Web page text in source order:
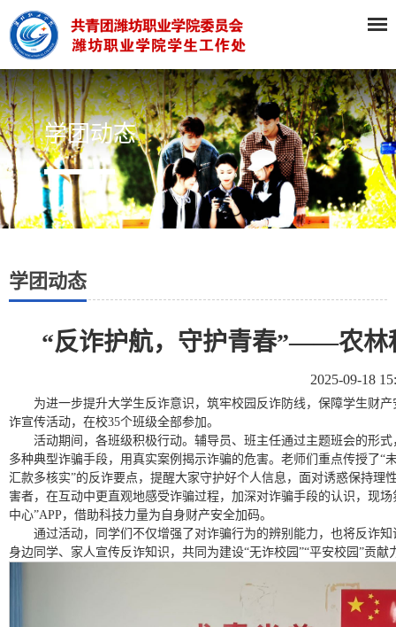
学团动态
学团动态
“反诈护航，守护青春”——农林
2025-09-18
为进一步提升大学生反诈意识，筑牢校园反诈防线，保障学生财
诈宣传活动，在校35个班级全部参加。
活动期间，各班级积极行动。辅导员、班主任通过主题班会的形
多种典型诈骗手段，用真实案例揭示诈骗的危害。老师们重点传授了
汇款多核实”的反诈要点，提醒大家守护好个人信息，面对诱惑保持理
害者，在互动中更直观地感受诈骗过程，加深对诈骗手段的认识，现
中心”APP，借助科技力量为自身财产安全加码。
通过活动，同学们不仅增强了对诈骗行为的辨别能力，也将反诈
身边同学、家人宣传反诈知识，共同为建设“无诈校园”“平安校园”贡